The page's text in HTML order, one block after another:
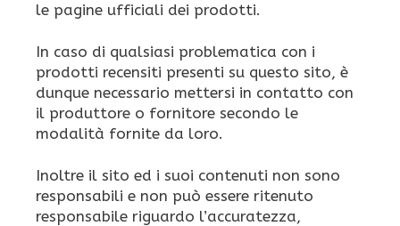
le pagine ufficiali dei prodotti.
In caso di qualsiasi problematica con i
prodotti recensiti presenti su questo sito, è
dunque necessario mettersi in contatto con
il produttore o fornitore secondo le
modalità fornite da loro.
Inoltre il sito ed i suoi contenuti non sono
responsabili e non può essere ritenuto
responsabile riguardo l’accuratezza,